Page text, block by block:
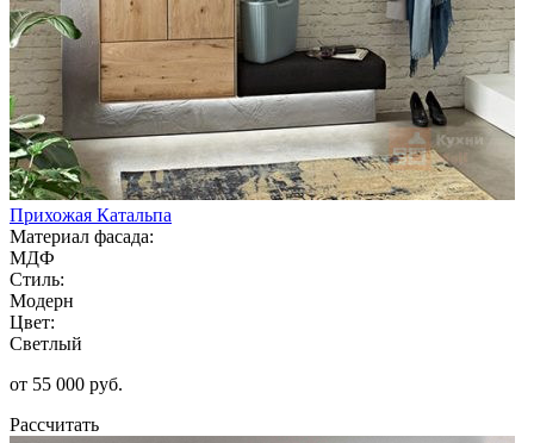
Прихожая Катальпа
Материал фасада:
МДФ
Стиль:
Модерн
Цвет:
Светлый
от 55 000 руб.
Рассчитать